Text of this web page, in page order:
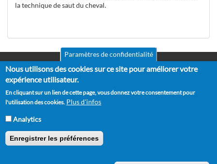
la technique de saut du cheval.
Pied
de
page
Mentions légales
CGV
Politique de confidentialité
Politique de cookies
Contact
Copyright © 2012 - 2026 Horse Academy - Tous droits réservés.
Paramètres de confidentialité
Nous utilisons des cookies sur ce site pour améliorer votre
expérience utilisateur.
En cliquant sur un lien de cette page, vous donnez votre consentement pour
l'utilisation des cookies. Plus d'infos
Analytics
Enregistrer les préférences